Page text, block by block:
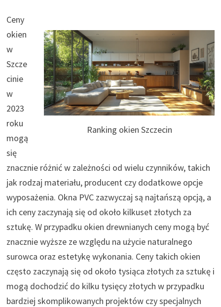
Ranking okien Szczecin
Ceny
okien
w
Szcze
cinie
w
2023
roku
mogą
się
znacznie różnić w zależności od wielu czynników, takich
jak rodzaj materiału, producent czy dodatkowe opcje
wyposażenia. Okna PVC zazwyczaj są najtańszą opcją, a
ich ceny zaczynają się od około kilkuset złotych za
sztukę. W przypadku okien drewnianych ceny mogą być
znacznie wyższe ze względu na użycie naturalnego
surowca oraz estetykę wykonania. Ceny takich okien
często zaczynają się od około tysiąca złotych za sztukę i
mogą dochodzić do kilku tysięcy złotych w przypadku
bardziej skomplikowanych projektów czy specjalnych